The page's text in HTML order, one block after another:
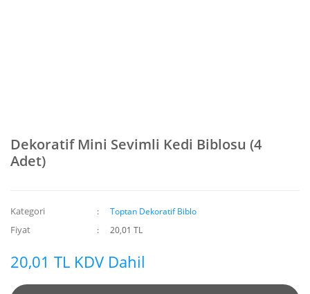
Dekoratif Mini Sevimli Kedi Biblosu (4
Adet)
Kategori Toptan Dekoratif Biblo
Fiyat 20,01 TL
20,01 TL KDV Dahil